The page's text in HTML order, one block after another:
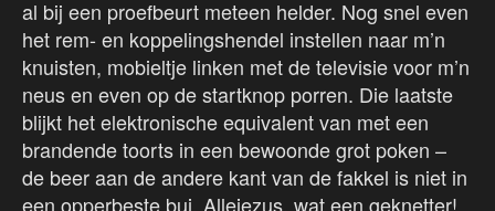
al bij een proefbeurt meteen helder. Nog snel even
het rem- en koppelingshendel instellen naar m’n
knuisten, mobieltje linken met de televisie voor m’n
neus en even op de startknop porren. Die laatste
blijkt het elektronische equivalent van met een
brandende toorts in een bewoonde grot poken –
de beer aan de andere kant van de fakkel is niet in
een opperbeste bui. Allejezus, wat een geknetter!